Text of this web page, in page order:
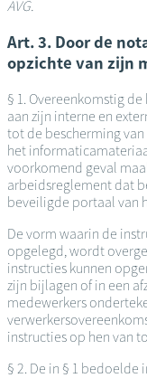
AVG.
Art. 3. Door de
opzichte van zijn
§ 1. Overeenkomstig
aan zijn interne en
tot de bescherming
het
voorkomend geval
arbeidsreglement dat
beveiligde portaal van
De vorm waarin de
opgelegd, wordt
instructies kunnen
zijn bijlagen of in een
medewerkers
instructies op hen van
§ 2. De in § 1 bedoelde